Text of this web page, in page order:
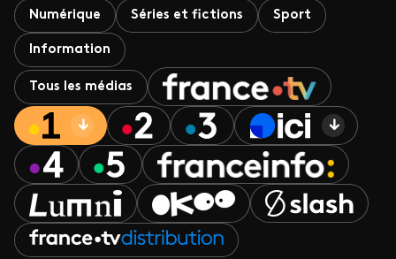
Numérique Séries et fictions Sport
Information
Tous les médias